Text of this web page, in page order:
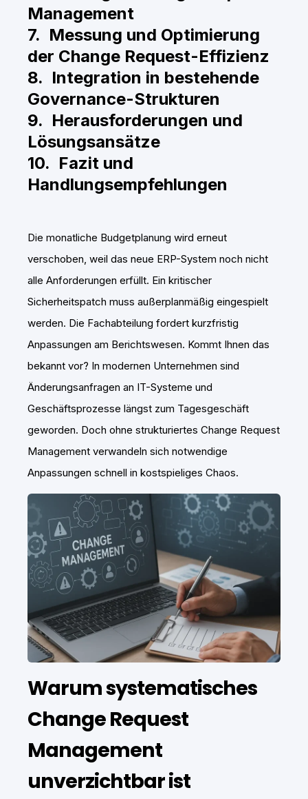
Management
7. Messung und Optimierung
der Change Request-Effizienz
8. Integration in bestehende
Governance-Strukturen
9. Herausforderungen und
Lösungsansätze
10. Fazit und
Handlungsempfehlungen
Die monatliche Budgetplanung wird erneut
verschoben, weil das neue ERP-System noch nicht
alle Anforderungen erfüllt. Ein kritischer
Sicherheitspatch muss außerplanmäßig eingespielt
werden. Die Fachabteilung fordert kurzfristig
Anpassungen am Berichtswesen. Kommt Ihnen das
bekannt vor? In modernen Unternehmen sind
Änderungsanfragen an IT-Systeme und
Geschäftsprozesse längst zum Tagesgeschäft
geworden. Doch ohne strukturiertes Change Request
Management verwandeln sich notwendige
Anpassungen schnell in kostspieliges Chaos.
Warum systematisches
Change Request
Management
unverzichtbar ist